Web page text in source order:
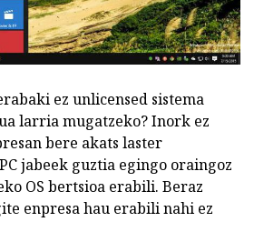
ez unlicensed sistema
larria mugatzeko? Inork ez
bere akats laster
jabeek guztia egingo oraingoz
OS bertsioa erabili. Beraz
enpresa hau erabili nahi ez